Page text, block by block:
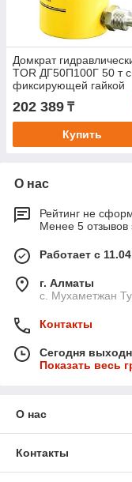
Домкрат
TOR ДГ50П100Г 50 т с
фиксирующей гайкой
202 389 ₸
Купить
О нас
Рейтинг не
Менее 5 отзывов
Работает с
г. Алматы
с. Мухаметжан
Контакты
Сегодня
Показать весь
О нас
Контакты